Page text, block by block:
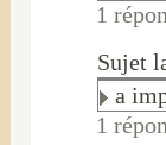
1
Sujet
a
1